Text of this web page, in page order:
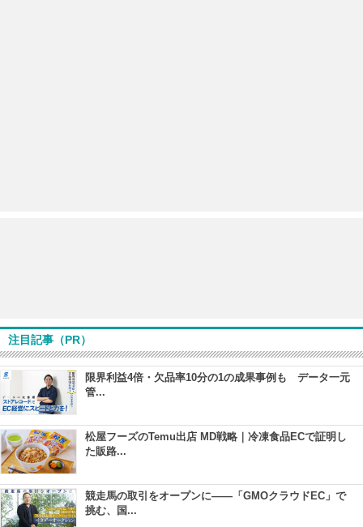
注目記事（PR）
限界利益4倍・欠品率10分の1の成果事例も データ一元
管...
松屋フーズのTemu出店 MD戦略｜冷凍食品ECで証明し
た販路...
競走馬の取引をオープンに――「GMOクラウドEC」で
挑む、国...